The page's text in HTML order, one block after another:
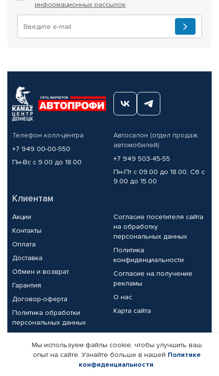
информационных рассылок
Телефон колл-центра
+7 949 00-00-550
Пн-Вс с 9.00 до 18.00
Автосалон (отдел продаж
автомобилей)
+7 949 503-45-55
Пн-Пт с 09.00 до 18.00, Сб с
9.00 до 15.00
Клиентам
Акции
Контакты
Оплата
Доставка
Обмен и возврат
Гарантия
Договор-оферта
Политика обработки
персональных данных
Согласие посетителя сайта
на обработку
персональных данных
Политика
конфиденциальности
Согласие на получение
рекламы
О нас
Карта сайта
Партнерам
Корпоративным клиентам
Реквизиты компании
Мы используем файлы cookie, чтобы улучшить ваш
опыт на сайте. Узнайте больше в нашей Политике
конфиденциальности.